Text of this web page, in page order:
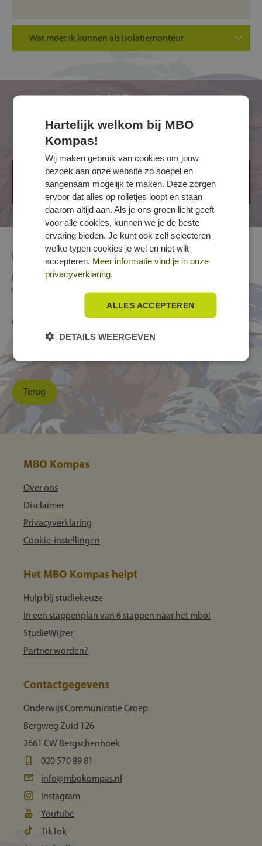
Wat moet ik kunnen als Isolatiemonteur
Geduld en precisie zijn je beste vrienden, want als
jij een kier openlaat, kan de kou alsnog stiekem
naar binnen sluipen.
Je houdt van afwisseling, want de ene dag werk
je op een dak, de andere dag in een kelder. Geen
klus is hetzelfde!
Techniek en procesindustrie »
Elektrotechniek en
» Isolatiewerken
Isolatiemonteur
Crebocode
Andere functies/benamingen voor Isolatiemonteur:
Terug
Opleidingen (0)
Op dit moment worden nergens opleidingen voor dit
beroep aangeboden.
MBO Kompas
Over ons
Disclaimer
Privacyverklaring
Cookie-instellingen
Het MBO Kompas helpt
Hulp bij studiekeuze
In een stappenplan van 6 stappen naar het mbo!
StudieWijzer
Partner worden?
Contactgegevens
Onderwijs Communicatie Groep
Bergweg Zuid 126
2661 CW Bergschenhoek
020 570 89 81
info@mbokompas.nl
Instagram
Youtube
TikTok
Hartelijk welkom bij MBO
Kompas!
Wij maken gebruik van cookies om jouw
bezoek aan onze website zo soepel en
aangenaam mogelijk te maken. Deze zorgen
ervoor dat alles op rolletjes loopt en staan
daarom altijd aan. Als je ons groen licht geeft
voor alle cookies, kunnen we je de beste
ervaring bieden. Je kunt ook zelf selecteren
welke typen cookies je wel en niet wilt
accepteren. Meer informatie vind je in onze
privacyverklaring.
ALLES ACCEPTEREN
DETAILS WEERGEVEN